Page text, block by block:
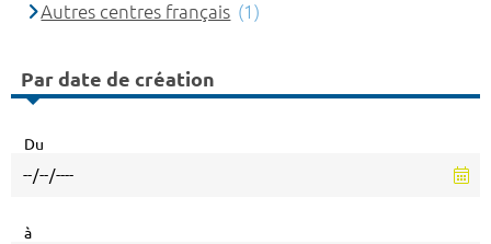
Autres centres français (1)
Par date de création
Du
à